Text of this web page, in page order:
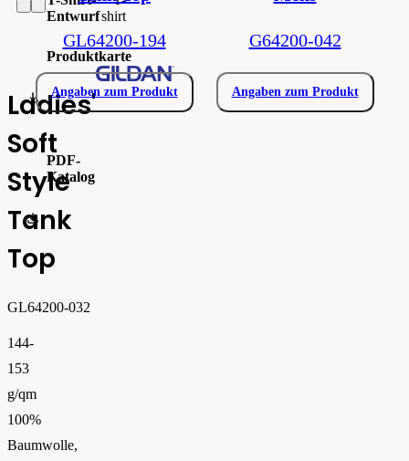
Ladies'
Soft
Style
Tank
Top
GL64200-032
144-
153
g/qm
100%
Baumwolle,
Entwurfshirt
Produktkarte
gil64200.pdf
PDF-
Katalog
FLIPBOOK_GL - PW - EUR - PRT - 2026 Swatchalog
GL64200-194
Angaben zum Produkt
G64200-042
Angaben zum Produkt